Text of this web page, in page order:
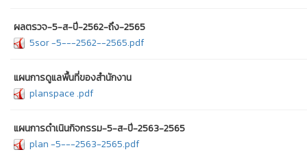
ผลตรวจ-5-ส-ปี-2562-ถึง-2565
5sor -5---2562--2565.pdf
แผนการดูแลพื้นที่ของสำนักงาน
planspace .pdf
แผนการดำเนินกิจกรรม-5-ส-ปี-2563-2565
plan -5---2563-2565.pdf